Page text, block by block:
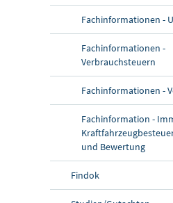
Fachinformationen -
Fachinformationen -
Verbrauchsteuern
Fachinformationen -
Fachinformation -
und Bewertung
Findok